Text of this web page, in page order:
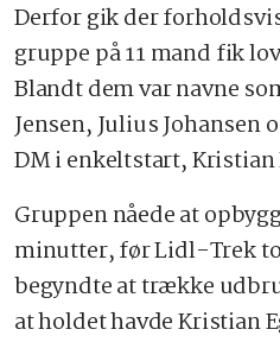
Derfor gik der
gruppe på 11 mand fik
Blandt dem var navne
Jensen, Julius Johansen
DM i enkeltstart, Kristian
Gruppen nåede at
minutter, før Lidl-Trek
begyndte at trække
at holdet havde Kristian